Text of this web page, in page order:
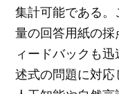
集計可能である
量の回答用紙の
ィードバックも
述式の問題に対応